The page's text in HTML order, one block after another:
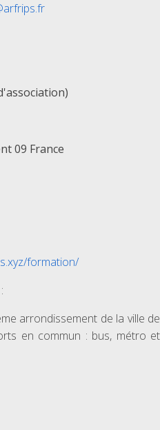
09 France
formation/
arrondissement de la ville de
en commun : bus, métro et